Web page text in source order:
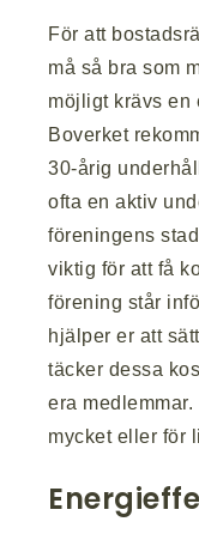
För att
må så bra som
möjligt krävs en
Boverket
30-årig
ofta en aktiv
föreningens
viktig för att få
förening står
hjälper er att
täcker dessa
era
mycket eller för